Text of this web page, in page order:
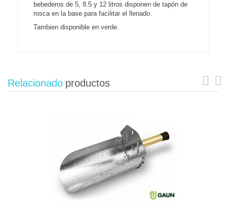
bebederos de 5, 8.5 y 12 litros disponen de tapón de
rosca en la base para facilitar el llenado.
Tambien disponible en verde.
Relacionado productos